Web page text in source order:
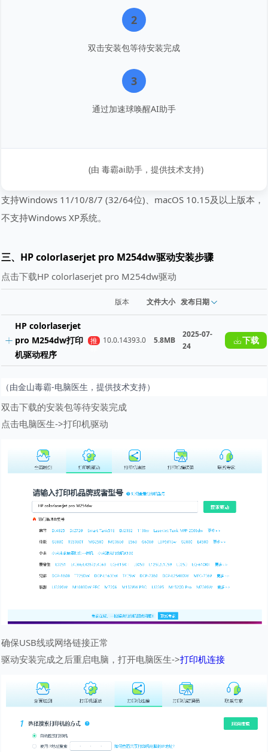
2
双击安装包等待安装完成
3
通过加速球唤醒AI助手
(由 毒霸ai助手，提供技术支持)
支持Windows 11/10/8/7 (32/64位)、macOS 10.15及以上版本，
不支持Windows XP系统。
三、HP colorlaserjet pro M254dw驱动安装步骤
点击下载HP colorlaserjet pro M254dw驱动
版本 文件大小 发布日期
HP colorlaserjet
pro M254dw打印
机驱动程序
推
荐
10.0.14393.0 5.8MB
2025-07-
24
下载
（由金山毒霸-电脑医生，提供技术支持）
双击下载的安装包等待安装完成
点击电脑医生->打印机驱动
确保USB线或网络链接正常
驱动安装完成之后重启电脑，打开电脑医生->打印机连接